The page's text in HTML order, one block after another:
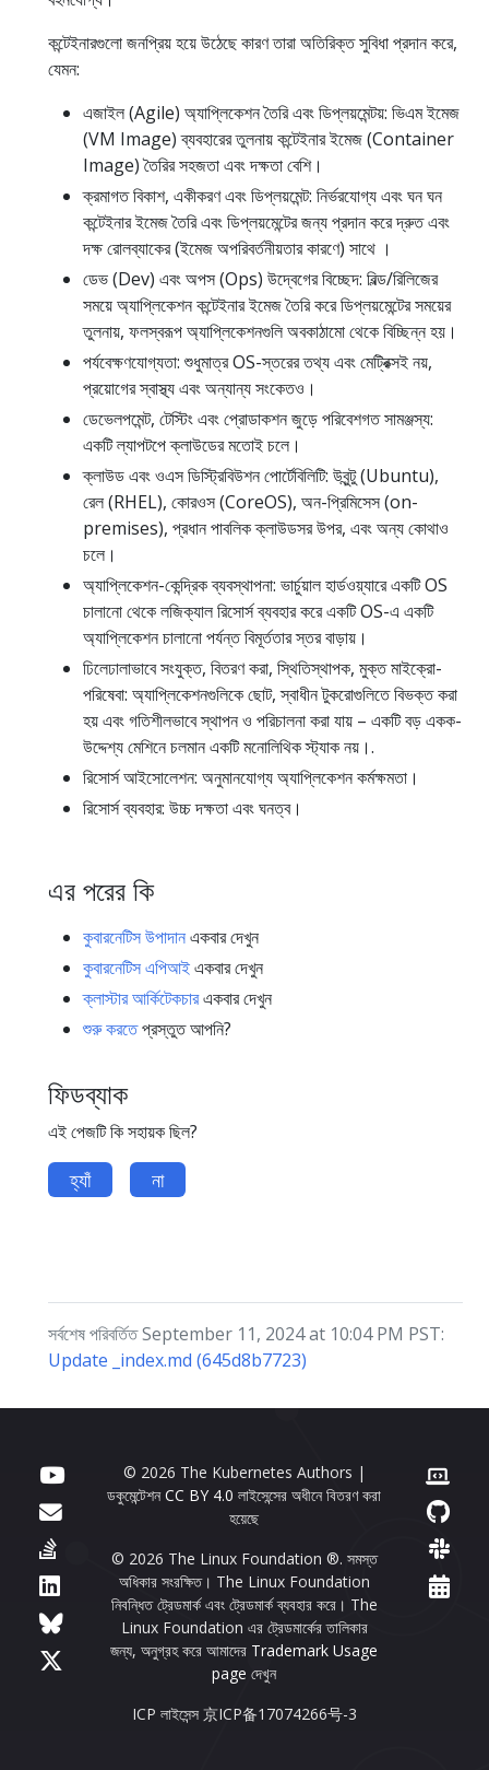
কন্টেইনারগুলো জনপ্রিয় হয়ে উঠেছে কারণ তারা অতিরিক্ত সুবিধা প্রদান করে,
যেমন:
এজাইল (Agile) অ্যাপ্লিকেশন তৈরি এবং ডিপ্লয়মেন্টয়: ভিএম ইমেজ
(VM Image) ব্যবহারের তুলনায় কন্টেইনার ইমেজ (Container
Image) তৈরির সহজতা এবং দক্ষতা বেশি।
ক্রমাগত বিকাশ, একীকরণ এবং ডিপ্লয়মেন্ট: নির্ভরযোগ্য এবং ঘন ঘন
কন্টেইনার ইমেজ তৈরি এবং ডিপ্লয়মেন্টের জন্য প্রদান করে দ্রুত এবং
দক্ষ রোলব্যাকের (ইমেজ অপরিবর্তনীয়তার কারণে) সাথে ।
ডেভ (Dev) এবং অপস (Ops) উদ্বেগের বিচ্ছেদ: বিল্ড/রিলিজের
সময়ে অ্যাপ্লিকেশন কন্টেইনার ইমেজ তৈরি করে ডিপ্লয়মেন্টের সময়ের
তুলনায়, ফলস্বরূপ অ্যাপ্লিকেশনগুলি অবকাঠামো থেকে বিচ্ছিন্ন হয়।
পর্যবেক্ষণযোগ্যতা: শুধুমাত্র OS-স্তরের তথ্য এবং মেট্রিক্সই নয়,
প্রয়োগের স্বাস্থ্য এবং অন্যান্য সংকেতও।
ডেভেলপমেন্ট, টেস্টিং এবং প্রোডাকশন জুড়ে পরিবেশগত সামঞ্জস্য:
একটি ল্যাপটপে ক্লাউডের মতোই চলে।
ক্লাউড এবং ওএস ডিস্ট্রিবিউশন পোর্টেবিলিটি: উবুন্টু (Ubuntu),
রেল (RHEL), কোরওস (CoreOS), অন-প্রিমিসেস (on-
premises), প্রধান পাবলিক ক্লাউডসর উপর, এবং অন্য কোথাও
চলে।
অ্যাপ্লিকেশন-কেন্দ্রিক ব্যবস্থাপনা: ভার্চুয়াল হার্ডওয়্যারে একটি OS
চালানো থেকে লজিক্যাল রিসোর্স ব্যবহার করে একটি OS-এ একটি
অ্যাপ্লিকেশন চালানো পর্যন্ত বিমূর্ততার স্তর বাড়ায়।
ঢিলেঢালাভাবে সংযুক্ত, বিতরণ করা, স্থিতিস্থাপক, মুক্ত মাইক্রো-
পরিষেবা: অ্যাপ্লিকেশনগুলিকে ছোট, স্বাধীন টুকরোগুলিতে বিভক্ত করা
হয় এবং গতিশীলভাবে স্থাপন ও পরিচালনা করা যায় – একটি বড় একক-
উদ্দেশ্য মেশিনে চলমান একটি মনোলিথিক স্ট্যাক নয়।.
রিসোর্স আইসোলেশন: অনুমানযোগ্য অ্যাপ্লিকেশন কর্মক্ষমতা।
রিসোর্স ব্যবহার: উচ্চ দক্ষতা এবং ঘনত্ব।
এর পরের কি
কুবারনেটিস উপাদানএকবার দেখুন
কুবারনেটিস এপিআইএকবার দেখুন
ক্লাস্টার আর্কিটেকচারএকবার দেখুন
শুরু করতেপ্রস্তুত আপনি?
ফিডব্যাক
এই পেজটি কি সহায়ক ছিল?
হ্যাঁ না
সর্বশেষ পরিবর্তিত September 11, 2024 at 10:04 PM PST:
Update _index.md (645d8b7723)
© 2026 The Kubernetes Authors |
ডকুমেন্টেশনCC BY 4.0 লাইসেন্সের অধীনে বিতরণ করা
হয়েছে
© 2026 The Linux Foundation ®. সমস্ত
অধিকার সংরক্ষিত। The Linux Foundation
নিবন্ধিত ট্রেডমার্ক এবং ট্রেডমার্ক ব্যবহার করে। The
Linux Foundation এর ট্রেডমার্কের তালিকার
জন্য, অনুগ্রহ করে আমাদের Trademark Usage
page দেখুন
ICP লাইসেন্স 京ICP备17074266号-3